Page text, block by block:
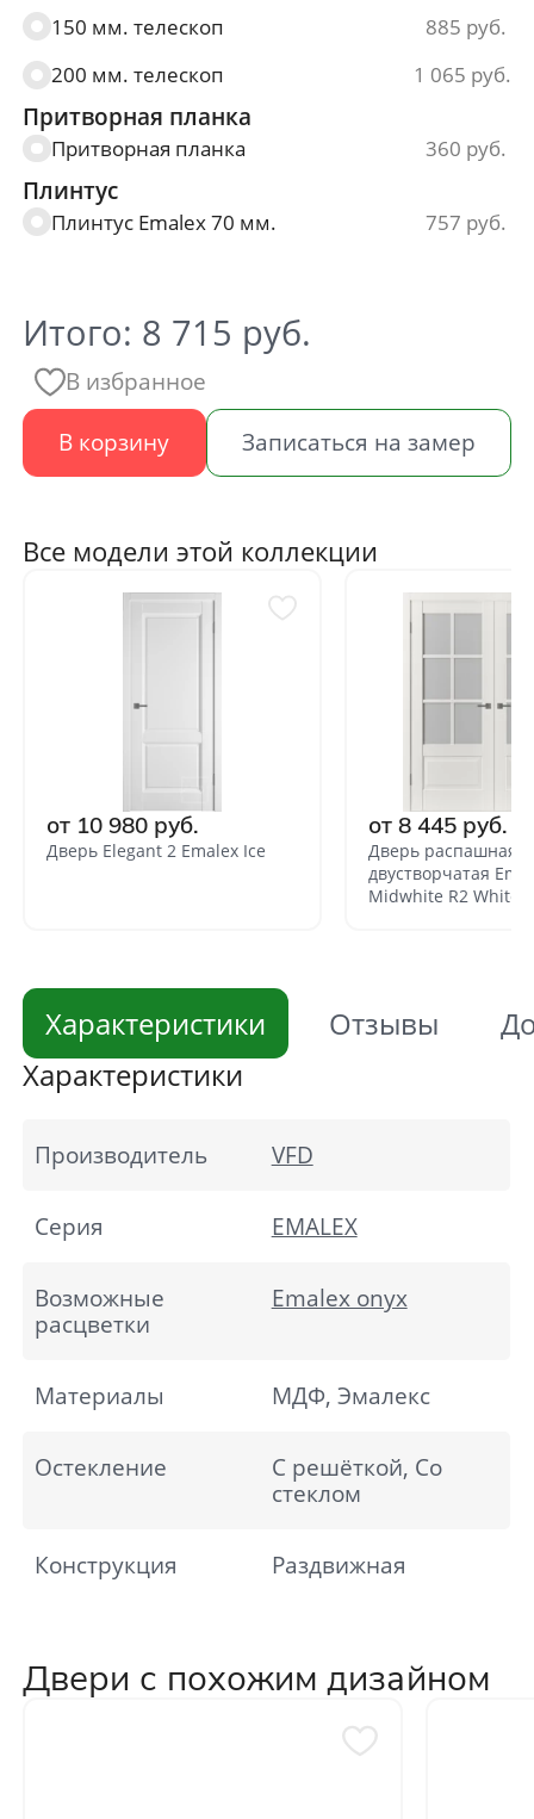
150 мм. телескоп
885
200 мм. телескоп
1 065
Притворная планка
Притворная планка 360
Плинтус
Плинтус Emalex 70 мм. 757
Итого: 8 715 руб.
В избранное
В корзину
Записаться на замер
Все модели этой коллекции
от 10 980 руб.
Дверь Elegant 2 Emalex Ice
от 8 445 руб.
Дверь распашная
двустворчатая
Midwhite R2 White
Характеристики Отзывы
Характеристики
Производитель VFD
Cерия EMALEX
Возможные
расцветки
Emalex onyx
Материалы МДФ, Эмалекс
Остекление
С решёткой, Со
стеклом
Конструкция Раздвижная
Двери с похожим дизайном